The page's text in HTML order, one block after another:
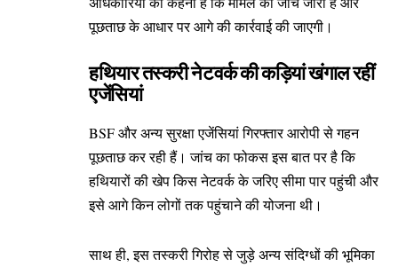
पूछताछ के आधार पर आगे की कार्रवाई की जाएगी।
हथियार तस्करी नेटवर्क की कड़ियां खंगाल रहीं
एजेंसियां
BSF और अन्य सुरक्षा एजेंसियां गिरफ्तार आरोपी से गहन
पूछताछ कर रही हैं। जांच का फोकस इस बात पर है कि
हथियारों की खेप किस नेटवर्क के जरिए सीमा पार पहुंची और
इसे आगे किन लोगों तक पहुंचाने की योजना थी।
साथ ही, इस तस्करी गिरोह से जुड़े अन्य संदिग्धों की भूमिका